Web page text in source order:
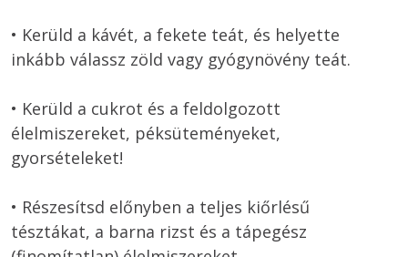
• Kerüld a kávét, a fekete teát, és helyette
inkább válassz zöld vagy gyógynövény teát.
• Kerüld a cukrot és a feldolgozott
élelmiszereket, péksüteményeket,
gyorsételeket!
• Részesítsd előnyben a teljes kiőrlésű
tésztákat, a barna rizst és a tápegész